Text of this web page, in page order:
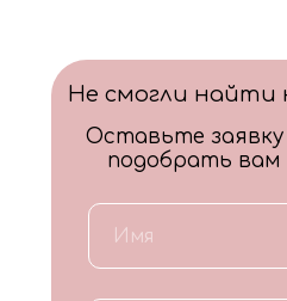
Не смогли найти
Оставьте
подобрать